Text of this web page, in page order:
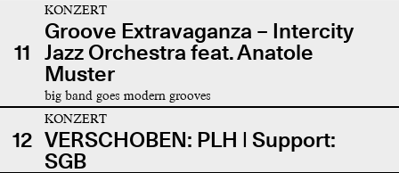
11
KONZERT
Groove Extravaganza – Intercity
Jazz Orchestra feat. Anatole
Muster
big band goes modern grooves
12
KONZERT
VERSCHOBEN: PLH | Support:
SGB